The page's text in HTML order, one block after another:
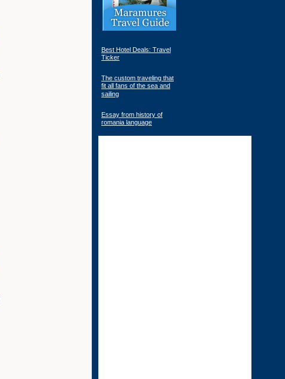
Best Hotel Deals: Travel
Ticker
The custom traveling that
fit all fans of the sea and
sailing
Essay from history of
romania language